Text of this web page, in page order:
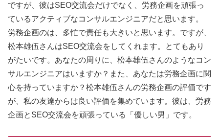
ですが、彼はSEO交流会だけでなく、労務企画を頑張っ
ているアクティブなコンサルエンジニアだと思います。
労務企画のは、多忙で責任も大きいと思います。ですが、
松本雄伍さんはSEO交流会をしてくれます。とてもあり
がたいです。あなたの周りに、松本雄伍さんのようなコン
サルエンジニアはいますか？また、あなたは労務企画に関
心を持っていますか？松本雄伍さんの労務企画の評価です
が、私の友達からは良い評価を集めています。彼は、労務
企画とSEO交流会を頑張っている「優しい男」です。